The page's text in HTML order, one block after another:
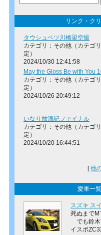
リンク・ク
タウシュベツ川橋梁空撮
カテゴリ：その他（カテゴ
定）
2024/10/30 12:41:58
May the Gloss Be with You
カテゴリ：その他（カテゴ
定）
2024/10/26 20:49:12
いなり放浪記ファイナル
カテゴリ：その他（カテゴ
定）
2024/10/20 16:44:51
[他
愛車一覧
スズキ ス
死ぬまで
でも鈴木
イスポ